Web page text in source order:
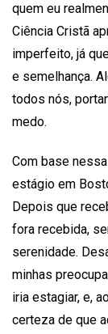
quem eu
Ciência Cristã
imperfeito, já
e semelhança.
todos nós,
medo.
Com base
estágio em
Depois que
fora recebida,
serenidade.
minhas
iria estagiar, e,
certeza de que